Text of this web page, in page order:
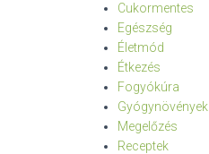
Cukormentes
Egészség
Életmód
Étkezés
Fogyókúra
Gyógynövények
Megelőzés
Receptek